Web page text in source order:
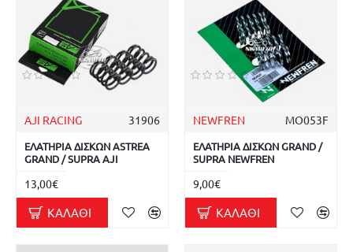
AJI RACING 31906
ΕΛΑΤΗΡΙΑ ΔΙΣΚΩΝ ASTREA
GRAND / SUPRA AJI
13,00€
ΚΑΛΆΘΙ
NEWFREN MO053F
ΕΛΑΤΗΡΙΑ ΔΙΣΚΩΝ GRAND /
SUPRA NEWFREN
9,00€
ΚΑΛΆΘΙ